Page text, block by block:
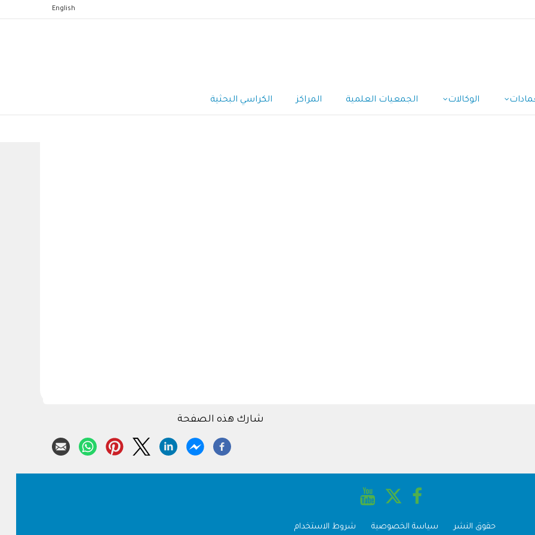
English
الوكالات الجمعيات العلمية المراكز الكراسي البحثية
شارك هذه الصفحة
حقوق النشر سياسة الخصوصية شروط الاستخدام